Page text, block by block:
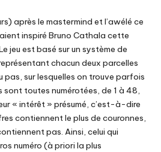
après le mastermind et l’awélé ce
inspiré Bruno Cathala cette
jeu est basé sur un système de
chacun deux parcelles
sur lesquelles on trouve parfois
sont toutes numérotées, de 1 à 48,
« intérêt » présumé, c’est-à-dire
contiennent le plus de couronnes,
pas. Ainsi, celui qui
numéro (à priori la plus